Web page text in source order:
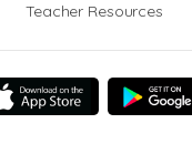
Teacher Resources